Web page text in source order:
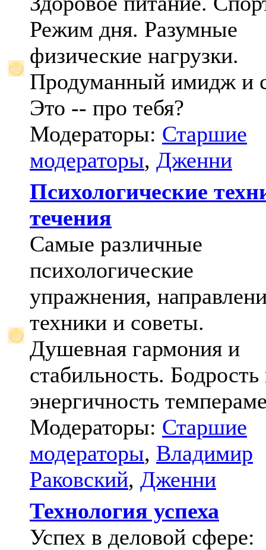
Режим дня. Разумные
физические нагрузки.
Продуманный имидж и
Это -- про тебя?
Модераторы: Старшие
модераторы, Дженни
Психологические
течения
Самые различные
психологические
упражнения,
техники и советы.
Душевная гармония и
стабильность. Бодрость
энергичность
Модераторы: Старшие
модераторы, Владимир
Раковский, Дженни
Технология успеха
Успех в деловой сфере: